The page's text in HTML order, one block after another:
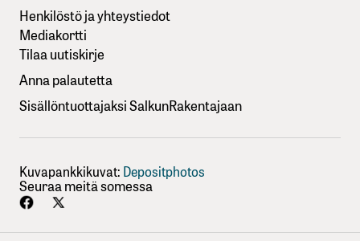
Henkilöstö ja yhteystiedot
Mediakortti
Tilaa uutiskirje
Anna palautetta
Sisällöntuottajaksi SalkunRakentajaan
Kuvapankkikuvat: Depositphotos
Seuraa meitä somessa